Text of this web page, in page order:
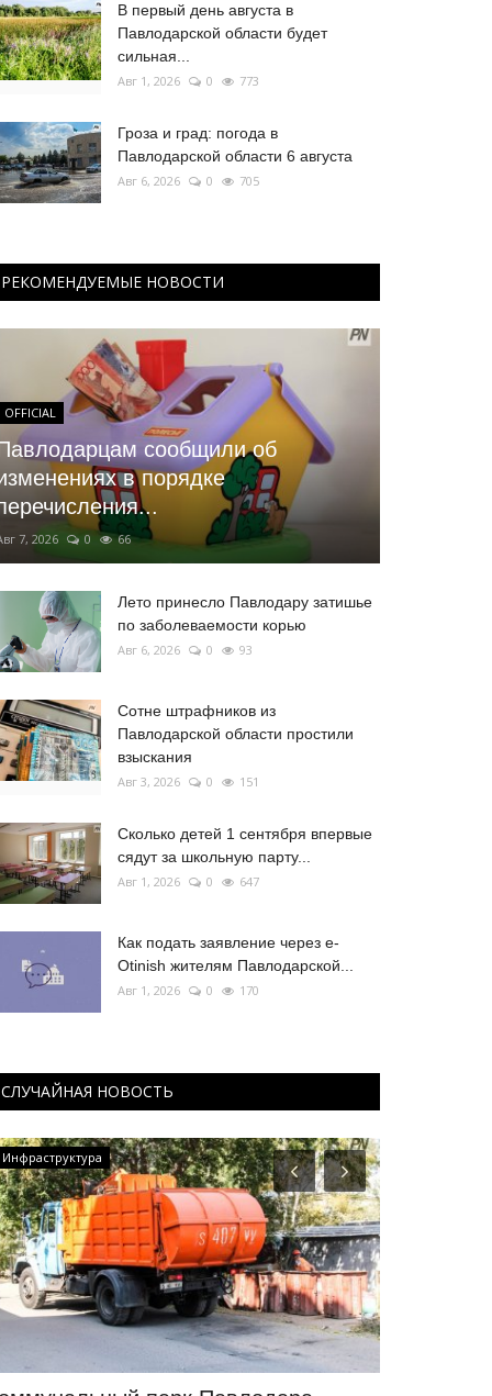
В первый день августа в
Павлодарской области будет
сильная...
Авг 1, 2026 0 773
Гроза и град: погода в
Павлодарской области 6 августа
Авг 6, 2026 0 705
РЕКОМЕНДУЕМЫЕ НОВОСТИ
OFFICIAL
сообщили об
в порядке
7, 2026 0 66
Лето принесло Павлодару затишье
по заболеваемости корью
Авг 6, 2026 0 93
Сотне штрафников из
Павлодарской области простили
взыскания
Авг 3, 2026 0 151
Сколько детей 1 сентября впервые
сядут за школьную парту...
Авг 1, 2026 0 647
Как подать заявление через e-
Otinish жителям Павлодарской...
Авг 1, 2026 0 170
СЛУЧАЙНАЯ НОВОСТЬ
Инфраструктура